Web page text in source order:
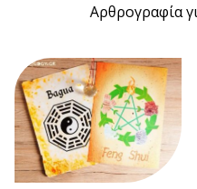
Αρθρογραφία